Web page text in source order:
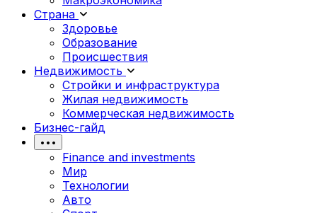
Страна
Здоровье
Образование
Происшествия
Недвижимость
Стройки и инфраструктура
Жилая недвижимость
Коммерческая недвижимость
Бизнес-гайд
•••
Finance and investments
Мир
Технологии
Авто